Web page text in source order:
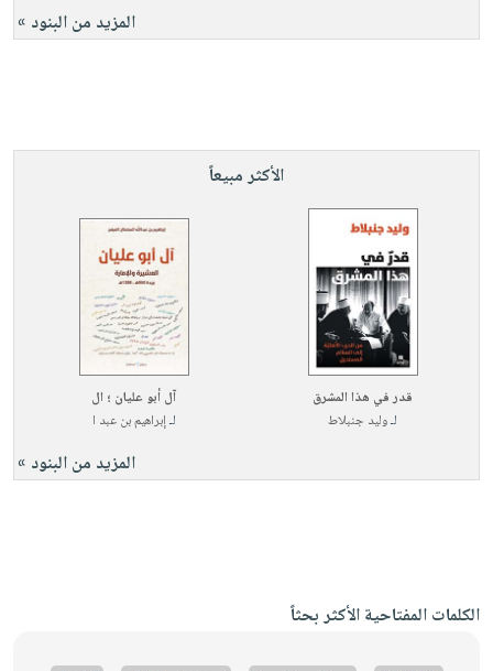
المزيد من البنود »
الأكثر مبيعاً
قدر في هذا المشرق
لـوليد جنبلاط
آل أبو عليان ؛ ال
لـإبراهيم بن عبد ا
المزيد من البنود »
الكلمات المفتاحية الأكثر بحثاً